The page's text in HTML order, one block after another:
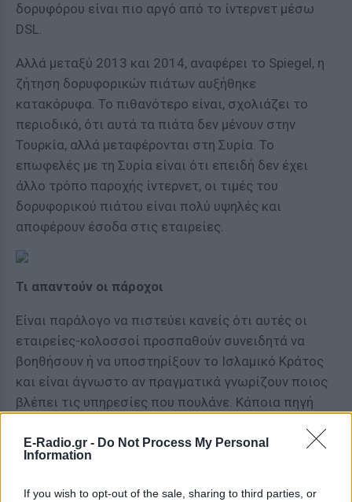
E-Radio.gr - Do Not Process My Personal
Information
If you wish to opt-out of the sale, sharing to third parties, or
δορυφόρου είναι πιο αργό από το ίντερνετ μέσω
DSL.
Αλλά μεταξύ 2013 και 2014, αναφέρει το Spiegel, η
ζήτηση δορυφορικών πιάτων αυξήθηκε
κατακόρυφα. Το πιθανότερο είναι, σχολιάζει το
περιοδικό, ότι αυτά τα πιάτα δεν μένουν στην
Τουρκία, αλλά μεταφέρονται στη Συρία. Το
επωφελές με τη Συρία είναι ότι επειδή δεν έχει
άλλο τρόπο παροχής ίντερνετ, οι τιμές του
δορυφορικού πιάτου είναι πολύ υψηλές και
αποφέρουν έσοδα στις εταιρείες.
Τι απαντούν οι πάροχοι
Είναι παράλογο να πιστεύει κανείς ότι αυτές οι
εταιρείες-κολοσσοί προσπαθούν συνειδητά να
βοηθήσουν ή να υποστηρίξουν το Ισλαμικό Κράτος
και είναι άγνωστο αν πραγματικά γνωρίζουν ποιος
βλέπει τις υπηρεσίες που πουλάνε. Κάποια πηγή
που πληρώνουν μετρητά αγοράζουν αυτά τα πιάτα
στην Αντιόχεια. Μαζί με τα πιάτα αγοράζουν και